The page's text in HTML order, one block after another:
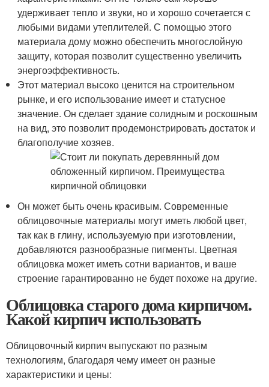
удерживает тепло и звуки, но и хорошо сочетается с
любыми видами утеплителей. С помощью этого
материала дому можно обеспечить многослойную
защиту, которая позволит существенно увеличить
энергоэффективность.
Этот материал высоко ценится на строительном
рынке, и его использование имеет и статусное
значение. Он сделает здание солидным и роскошным
на вид, это позволит продемонстрировать достаток и
благополучие хозяев.
Он может быть очень красивым. Современные
облицовочные материалы могут иметь любой цвет,
так как в глину, используемую при изготовлении,
добавляются разнообразные пигменты. Цветная
облицовка может иметь сотни вариантов, и ваше
строение гарантированно не будет похоже на другие.
Облицовка старого дома кирпичом.
Какой кирпич использовать
Облицовочный кирпич выпускают по разным
технологиям, благодаря чему имеет он разные
характеристики и цены: